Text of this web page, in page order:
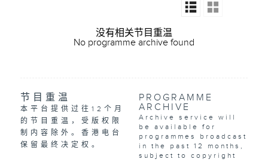
没有相关节目重温
No programme archive found
节目重温
本平台提供过往12个月
的节目重温，受版权限
制内容除外。香港电台
保留最终决定权。
PROGRAMME
ARCHIVE
Archive service will
be available for
programmes broadcast
in the past 12 months,
subject to copyright